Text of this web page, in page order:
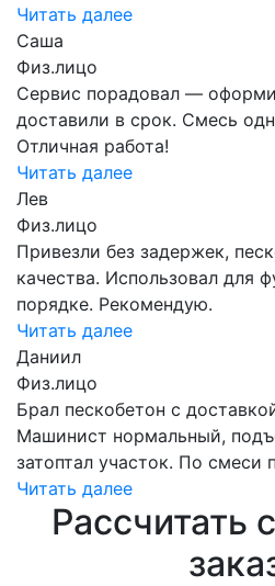
Читать далее
Саша
Физ.лицо
Сервис порадовал —
доставили в срок. Смесь
Отличная работа!
Читать далее
Лев
Физ.лицо
Привезли без задержек,
качества. Использовал для
порядке. Рекомендую.
Читать далее
Даниил
Физ.лицо
Брал пескобетон с
Машинист нормальный,
затоптал участок. По смеси
Читать далее
Рассчитать